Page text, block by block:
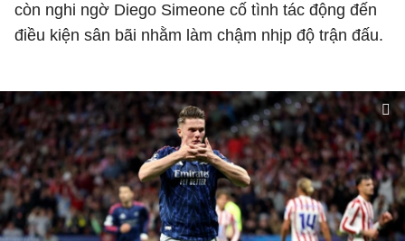
còn nghi ngờ Diego Simeone cố tình tác động đến
điều kiện sân bãi nhằm làm chậm nhịp độ trận đấu.